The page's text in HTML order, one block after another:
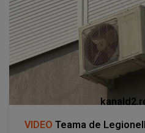
VIDEO Teama de